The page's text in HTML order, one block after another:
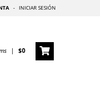
- INICIAR SESIÓN
| $0